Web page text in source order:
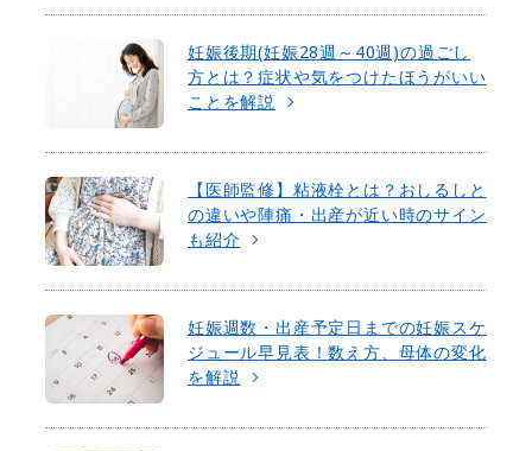
妊娠後期(妊娠28週～40週)の過ごし
方とは？症状や気をつけたほうがいい
ことを解説
【医師監修】粘液栓とは？おしるしと
の違いや陣痛・出産が近い時のサイン
も紹介
妊娠週数・出産予定日までの妊娠スケ
ジュール早見表！数え方、母体の変化
を解説